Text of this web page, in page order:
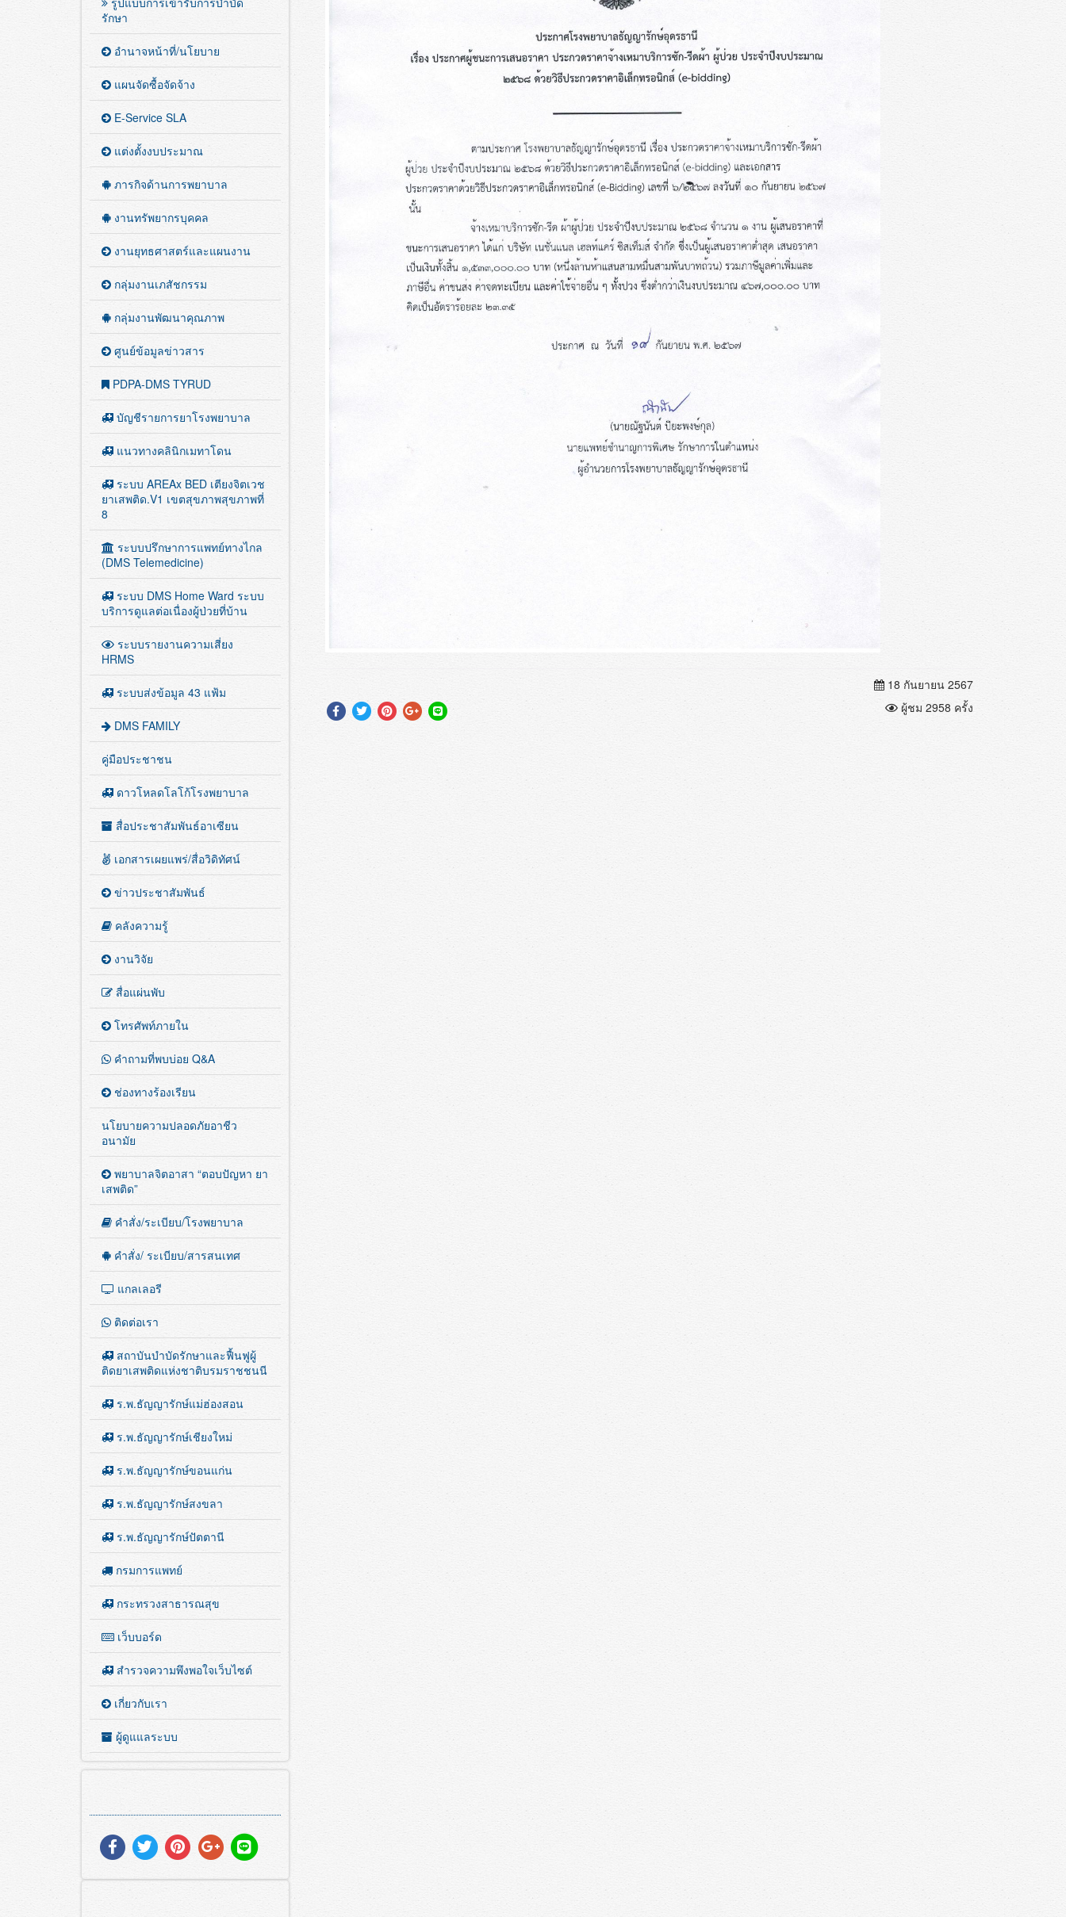
รูปแบบการเข้ารับการบำบัด
รักษา
อำนาจหน้าที่/นโยบาย
แผนจัดซื้อจัดจ้าง
E-Service SLA
แต่งตั้งงบประมาณ
ภารกิจด้านการพยาบาล
งานทรัพยากรบุคคล
งานยุทธศาสตร์และแผนงาน
กลุ่มงานเภสัชกรรม
กลุ่มงานพัฒนาคุณภาพ
ศูนย์ข้อมูลข่าวสาร
PDPA-DMS TYRUD
บัญชีรายการยาโรงพยาบาล
แนวทางคลินิกเมทาโดน
ระบบ AREAx BED เตียงจิตเวช
ยาเสพติด.V1 เขตสุขภาพสุขภาพที่
8
ระบบปรึกษาการแพทย์ทางไกล
(DMS Telemedicine)
ระบบ DMS Home Ward ระบบ
บริการดูแลต่อเนื่องผู้ป่วยที่บ้าน
ระบบรายงานความเสี่ยง
HRMS
ระบบส่งข้อมูล 43 แฟ้ม
DMS FAMILY
คู่มือประชาชน
ดาวโหลดโลโก้โรงพยาบาล
สื่อประชาสัมพันธ์อาเซียน
เอกสารเผยแพร่/สื่อวิดิทัศน์
ข่าวประชาสัมพันธ์
คลังความรู้
งานวิจัย
สื่อแผ่นพับ
โทรศัพท์ภายใน
คำถามที่พบบ่อย Q&A
ช่องทางร้องเรียน
นโยบายความปลอดภัยอาชีว
อนามัย
พยาบาลจิตอาสา “ตอบปัญหา ยา
เสพติด”
คำสั่ง/ระเบียบ/โรงพยาบาล
คำสั่ง/ ระเบียบ/สารสนเทศ
แกลเลอรี
ติดต่อเรา
สถาบันบำบัดรักษาและฟื้นฟูผู้
ติดยาเสพติดแห่งชาติบรมราชชนนี
ร.พ.ธัญญารักษ์แม่ฮ่องสอน
ร.พ.ธัญญารักษ์เชียงใหม่
ร.พ.ธัญญารักษ์ขอนแก่น
ร.พ.ธัญญารักษ์สงขลา
ร.พ.ธัญญารักษ์ปัตตานี
กรมการแพทย์
กระทรวงสาธารณสุข
เว็บบอร์ด
สำรวจความพึงพอใจเว็บไซต์
เกี่ยวกับเรา
ผู้ดูแแลระบบ
18 กันยายน 2567